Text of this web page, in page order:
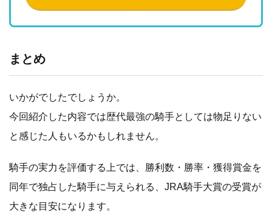
まとめ
いかがでしたでしょうか。
今回紹介した内容では歴代最強の騎手としては物足りない
と感じた人もいるかもしれません。
騎手の実力を評価する上では、勝利数・勝率・獲得賞金を
同年で独占した騎手に与えられる、JRA騎手大賞の受賞が
大きな目安になります。